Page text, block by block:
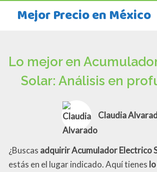
Mejor Precio en México
Lo mejor en
Solar: Análisis en
Claudia
¿Buscas adquirir Acumulador Electrico
estás en el lugar indicado. Aquí tienes